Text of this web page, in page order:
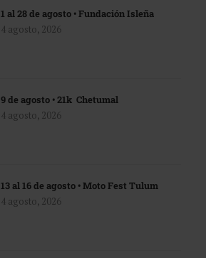
1 al 28 de agosto • Fundación Isleña
4 agosto, 2026
9 de agosto • 21k Chetumal
4 agosto, 2026
13 al 16 de agosto • Moto Fest Tulum
4 agosto, 2026